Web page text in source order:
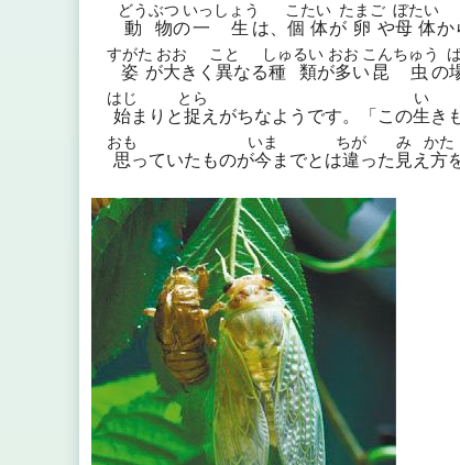
動物
どうぶつ
の一生
いっしょう
は、 個体
こたい
が 卵
たまご
や母体
ぼたい
か
姿
すがた
が大
おお
きく 異
こと
なる種類
しゅるい
が多
おお
い 昆虫
こんちゅう
の
始
はじ
まりと捉
とら
えがちなようです。「この生
い
き
思
おも
っていたものが今
いま
までとは違
ちが
った 見
み
え 方
かた